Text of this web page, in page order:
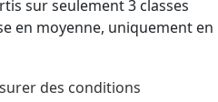
sur seulement 3 classes
en moyenne, uniquement en
des conditions